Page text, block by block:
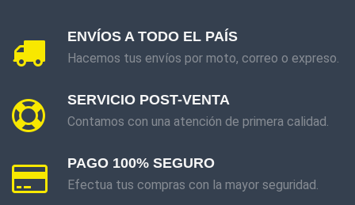
ENVÍOS A TODO EL PAÍS
Hacemos tus envíos por moto, correo o expreso.
SERVICIO POST-VENTA
Contamos con una atención de primera calidad.
PAGO 100% SEGURO
Efectua tus compras con la mayor seguridad.